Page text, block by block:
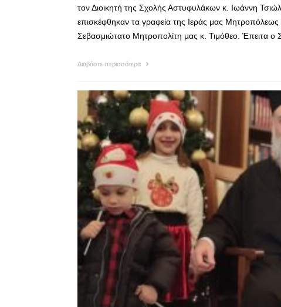
τον Διοικητή της Σχολής Αστυφυλάκων κ. Ιωάννη
επισκέφθηκαν τα γραφεία της Ιεράς μας Μητροπόλεως
Σεβασμιώτατο Μητροπολίτη μας κ. Τιμόθεο. Έπειτα ο
Διαβάστε περισσότερα